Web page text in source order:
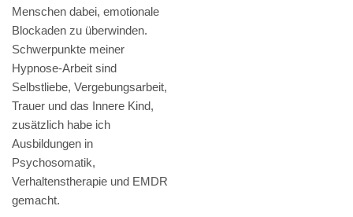
Menschen dabei, emotionale
Blockaden zu überwinden.
Schwerpunkte meiner
Hypnose-Arbeit sind
Selbstliebe, Vergebungsarbeit,
Trauer und das Innere Kind,
zusätzlich habe ich
Ausbildungen in
Psychosomatik,
Verhaltenstherapie und EMDR
gemacht.